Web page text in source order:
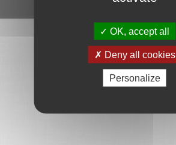
OK, accept all
Deny all cookies
Personalize
Ce service est proposé par